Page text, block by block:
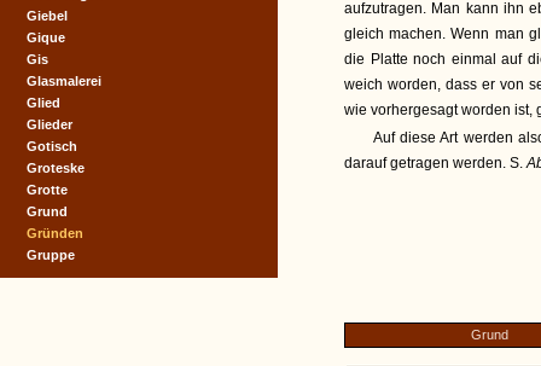
aufzutragen. Man kann ihn
gleich machen. Wenn man
die Platte noch einmal auf
weich worden, dass er von
wie vorhergesagt worden ist,
Auf diese Art werden
darauf getragen werden. S.
Grund
Giebel
Gique
Gis
Glasmalerei
Glied
Glieder
Gotisch
Groteske
Grotte
Grund
Gründen
Gruppe